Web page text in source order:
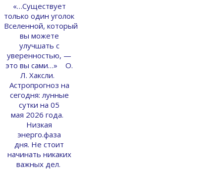
«…Существует
только один уголок
Вселенной, который
вы можете
улучшать с
уверенностью, —
это вы сами…» О.
Л. Хаксли.
Астропрогноз на
сегодня: лунные
сутки на 05
мая 2026 года.
Низкая
энерго.фаза
дня. Не стоит
начинать никаких
важных дел.